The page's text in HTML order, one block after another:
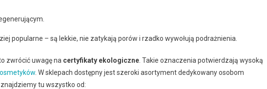
popularne – są lekkie, nie zatykają porów i rzadko wywołują podrażnienia.
zwrócić uwagę na certyfikaty ekologiczne . Takie oznaczenia potwierdzają wysoką
. W sklepach dostępny jest szeroki asortyment dedykowany osobom
tu wszystko od: